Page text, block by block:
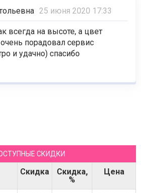
25 июня 2020 17:33
всегда на высоте, а цвет
порадовал сервис
и удачно) спасибо
СКИДКИ
Скидка
Скидка,
%
Цена